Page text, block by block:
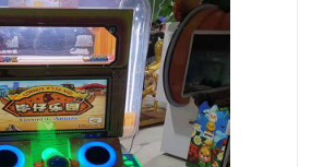
儿童机回收
*机回收